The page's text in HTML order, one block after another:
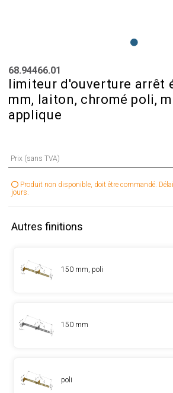
68.94466.01
limiteur d'ouverture arrêt
mm, laiton, chromé poli,
applique
Prix (sans TVA)
Produit non disponible, doit être commandé.
jours.
Autres finitions
150 mm, poli
150 mm
poli